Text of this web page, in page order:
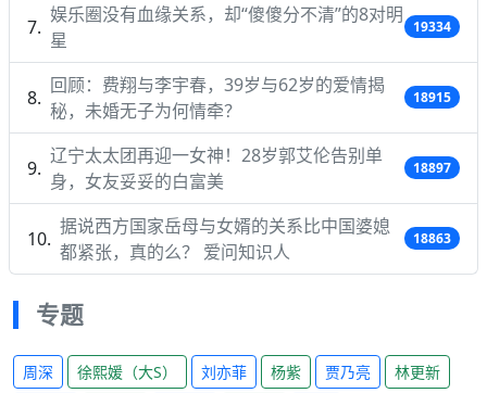
娱乐圈没有血缘关系，却“傻傻分不清”的8对明
星
19334
回顾：费翔与李宇春，39岁与62岁的爱情揭
秘，未婚无子为何情牵？
18915
辽宁太太团再迎一女神！28岁郭艾伦告别单
身，女友妥妥的白富美
18897
据说西方国家岳母与女婿的关系比中国婆媳
都紧张，真的么？ 爱问知识人
18863
专题
周深 徐熙媛（大S） 刘亦菲 杨紫 贾乃亮
林更新